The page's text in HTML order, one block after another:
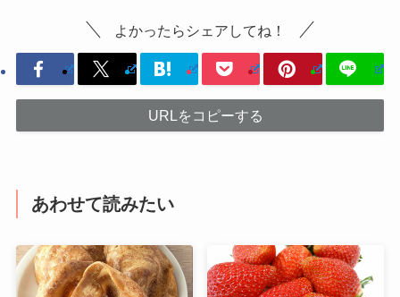
よかったらシェアしてね！
URLをコピーする
あわせて読みたい